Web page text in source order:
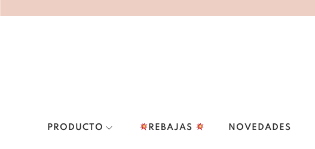
PRODUCTO REBAJAS NOVEDADES